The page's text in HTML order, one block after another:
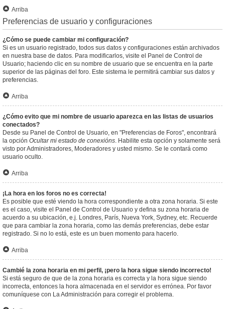
Arriba
Preferencias de usuario y configuraciones
¿Cómo se puede cambiar mi configuración?
Si es un usuario registrado, todos sus datos y configuraciones están archivados
en nuestra base de datos. Para modificarlos, visite el Panel de Control de
Usuario; haciendo clic en su nombre de usuario que se encuentra en la parte
superior de las páginas del foro. Este sistema le permitirá cambiar sus datos y
preferencias.
Arriba
¿Cómo evito que mi nombre de usuario aparezca en las listas de usuarios
conectados?
Desde su Panel de Control de Usuario, en "Preferencias de Foros", encontrará
la opción Ocultar mi estado de conexións. Habilite esta opción y solamente será
visto por Administradores, Moderadores y usted mismo. Se le contará como
usuario oculto.
Arriba
¡La hora en los foros no es correcta!
Es posible que esté viendo la hora correspondiente a otra zona horaria. Si este
es el caso, visite el Panel de Control de Usuario y defina su zona horaria de
acuerdo a su ubicación, e.j. Londres, París, Nueva York, Sydney, etc. Recuerde
que para cambiar la zona horaria, como las demás preferencias, debe estar
registrado. Si no lo está, este es un buen momento para hacerlo.
Arriba
Cambié la zona horaria en mi perfil, ¡pero la hora sigue siendo incorrecto!
Si está seguro de que de la zona horaria es correcta y la hora sigue siendo
incorrecta, entonces la hora almacenada en el servidor es errónea. Por favor
comuníquese con La Administración para corregir el problema.